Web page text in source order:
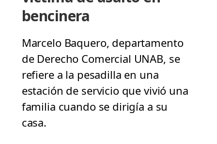
bencinera
Marcelo Baquero, departamento
de Derecho Comercial UNAB, se
refiere a la pesadilla en una
estación de servicio que vivió una
familia cuando se dirigía a su
casa.